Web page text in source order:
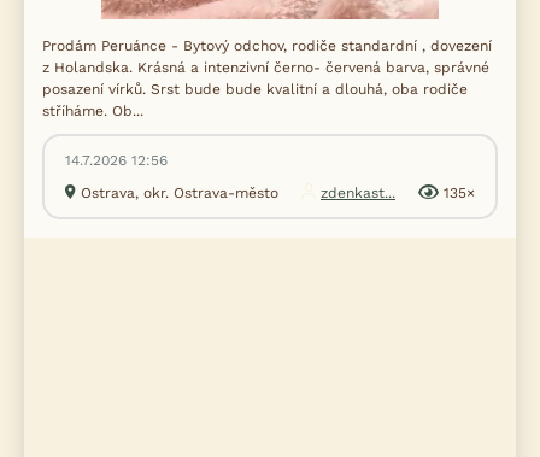
Prodám Peruánce - Bytový odchov, rodiče standardní , dovezení
z Holandska. Krásná a intenzivní černo- červená barva, správné
posazení vírků. Srst bude bude kvalitní a dlouhá, oba rodiče
stříháme. Ob...
14.7.2026 12:56
Ostrava, okr. Ostrava-město
zdenkast... 135×